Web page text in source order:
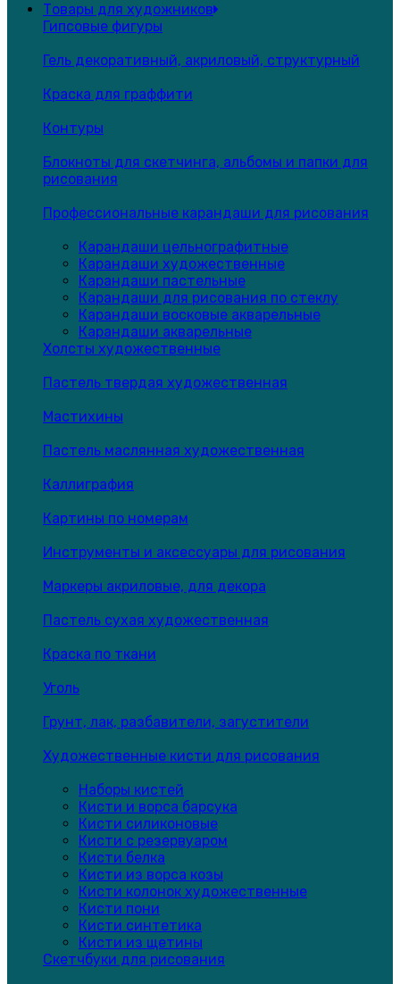
Товары для художников
Гипсовые фигуры
Гель декоративный, акриловый, структурный
Краска для граффити
Контуры
Блокноты для скетчинга, альбомы и папки для
рисования
Профессиональные карандаши для рисования
Карандаши цельнографитные
Карандаши художественные
Карандаши пастельные
Карандаши для рисования по стеклу
Карандаши восковые акварельные
Карандаши акварельные
Холсты художественные
Пастель твердая художественная
Мастихины
Пастель маслянная художественная
Каллиграфия
Картины по номерам
Инструменты и аксессуары для рисования
Маркеры акриловые, для декора
Пастель сухая художественная
Краска по ткани
Уголь
Грунт, лак, разбавители, загустители
Художественные кисти для рисования
Наборы кистей
Кисти и ворса барсука
Кисти силиконовые
Кисти с резервуаром
Кисти белка
Кисти из ворса козы
Кисти колонок художественные
Кисти пони
Кисти синтетика
Кисти из щетины
Скетчбуки для рисования